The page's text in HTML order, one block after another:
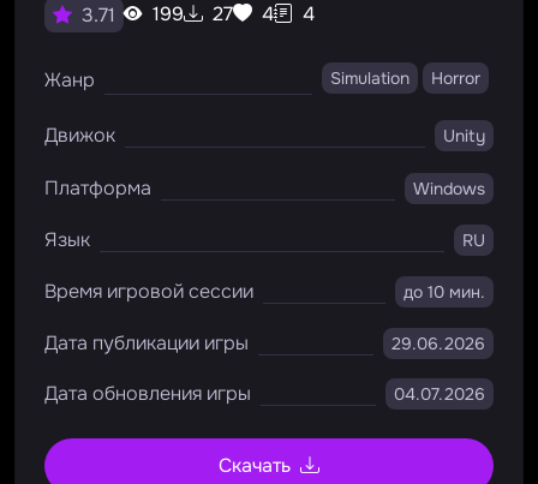
3.71 199 27 4 4
Жанр Simulation Horror
Движок Unity
Платформа Windows
Язык RU
Время игровой сессии до 10 мин.
Дата публикации игры 29.06.2026
Дата обновления игры 04.07.2026
Скачать